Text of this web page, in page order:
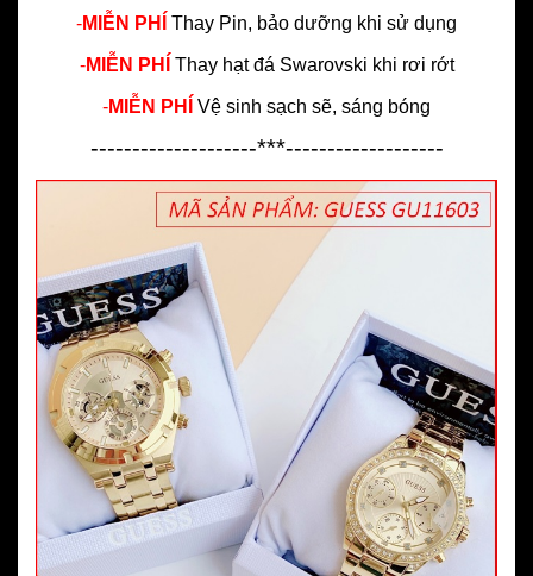
-MIỄN PHÍ Thay Pin, bảo dưỡng khi sử dụng
-MIỄN PHÍ Thay hạt đá Swarovski khi rơi rớt
-MIỄN PHÍ Vệ sinh sạch sẽ, sáng bóng
--------------------***-------------------